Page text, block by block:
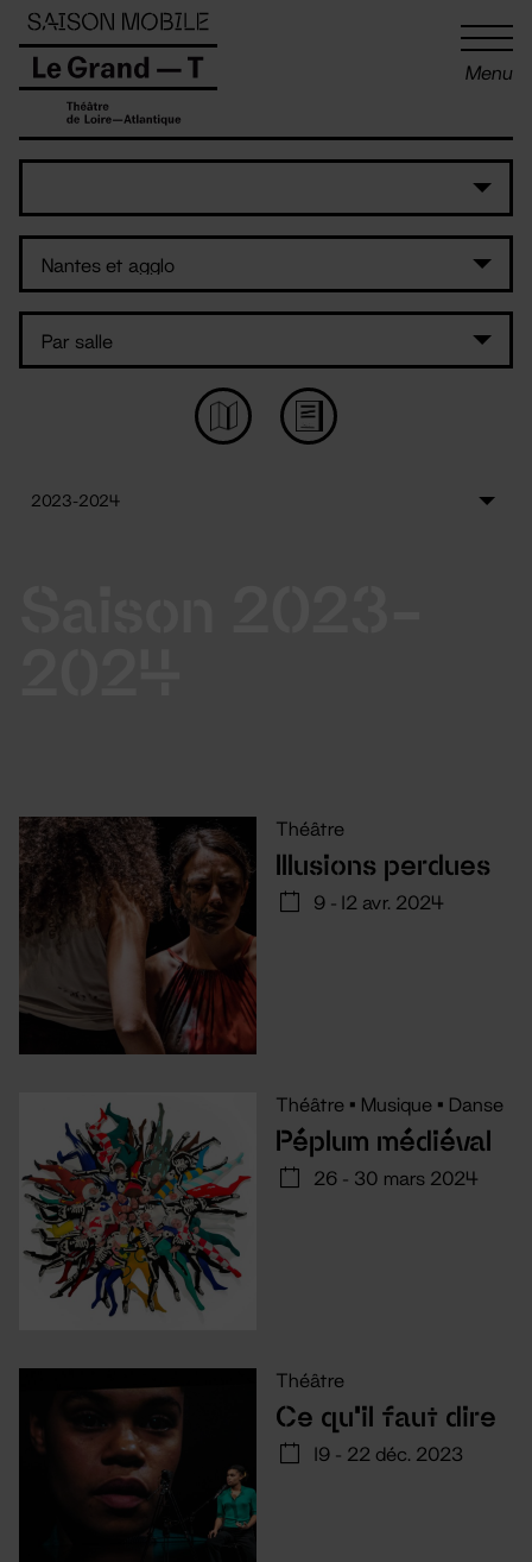
Menu
Théâtre
Illusions perdues
9 - 12 avr. 2024
Théâtre • Musique • Danse
Péplum médiéval
26 - 30 mars 2024
Théâtre
Ce qu'il faut dire
19 - 22 déc. 2023
Panneau de gestion des cookies